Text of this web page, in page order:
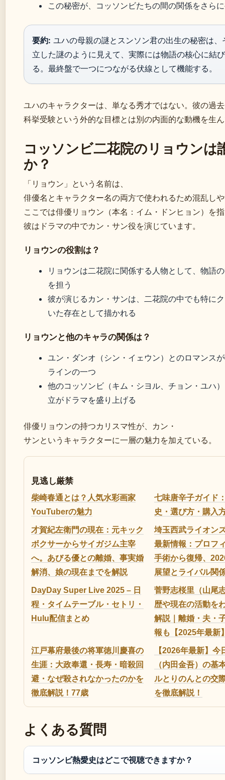
この秘密が、コッソンビたちの間の関係をさら
要約: ユハの母親の謎とスンソン君の出生の秘密は、
立した謎のように見えて、実際には物語の核心に結
る。最終盤で一つにつながる伏線として機能する。
ユハのキャラクターは、単なる秀才ではない。彼の過
科挙受験という外的な目標とは別の内面的な動機を生
コッソンビ二花院のリョウンは
か？
「リョウン」という名前は、
俳優名とキャラクター名の両方で使われるため混乱し
ここでは俳優リョウン（本名：イム・ドンヒョン）を
彼はドラマの中でカン・サン役を演じています。
リョウンの役割は？
リョウンは二花院に関係する人物として、物語
を担う
彼が演じるカン・サンは、二花院の中でも特に
いた存在として描かれる
リョウンと他のキャラの関係は？
ユン・ダンオ（シン・イェウン）とのロマンス
ラインの一つ
他のコッソンビ（キム・シヨル、チョン・ユハ
立がドラマを盛り上げる
俳優リョウンの持つカリスマ性が、カン・
サンというキャラクターに一層の魅力を加えている。
見逃し厳禁
柴崎春通とは？人気水彩画家
YouTuberの魅力
七味唐辛子ガイド
史・選び方・購入
才賀紀左衛門の現在：元キック
ボクサーからサイガジム主宰
へ。あびる優との離婚、事実婚
解消、娘の現在までを解説
埼玉西武ライオン
最新情報：プロフ
手術から復帰、
展望とライバル関
DayDay Super Live 2025 – 日
程・タイムテーブル・セトリ・
Hulu配信まとめ
菅野志桜里（山尾
歴や現在の活動を
解説｜離婚・夫・
報も【2025年最新
江戸幕府最後の将軍徳川慶喜の
生涯：大政奉還・長寿・暗殺回
避・なぜ殺されなかったのかを
徹底解説！77歳
【2026年最新】今
（内田金吾）の基
ルとりのんとの交
を徹底解説！
よくある質問
コッソンビ熱愛史はどこで視聴できますか？